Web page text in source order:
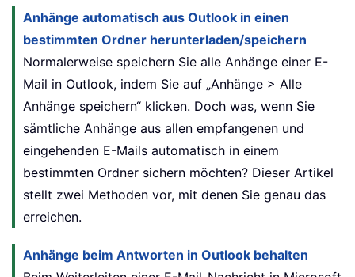
Anhänge automatisch aus Outlook in einen
bestimmten Ordner herunterladen/speichern
Normalerweise speichern Sie alle Anhänge einer E-
Mail in Outlook, indem Sie auf „Anhänge > Alle
Anhänge speichern“ klicken. Doch was, wenn Sie
sämtliche Anhänge aus allen empfangenen und
eingehenden E-Mails automatisch in einem
bestimmten Ordner sichern möchten? Dieser Artikel
stellt zwei Methoden vor, mit denen Sie genau das
erreichen.
Anhänge beim Antworten in Outlook behalten